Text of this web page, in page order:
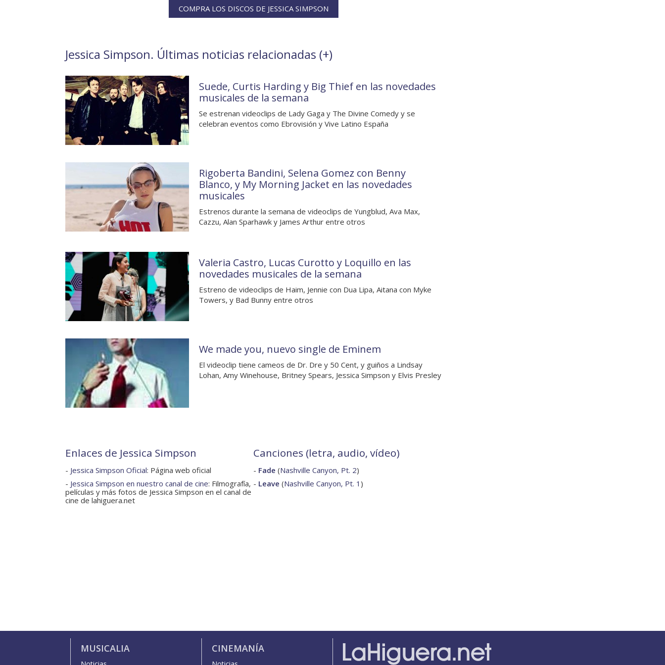
COMPRA LOS DISCOS DE JESSICA SIMPSON
Jessica Simpson. Últimas noticias relacionadas (+)
Suede, Curtis Harding y Big Thief en las novedades
musicales de la semana
Se estrenan videoclips de Lady Gaga y The Divine Comedy y se
celebran eventos como Ebrovisión y Vive Latino España
Rigoberta Bandini, Selena Gomez con Benny
Blanco, y My Morning Jacket en las novedades
musicales
Estrenos durante la semana de videoclips de Yungblud, Ava Max,
Cazzu, Alan Sparhawk y James Arthur entre otros
Valeria Castro, Lucas Curotto y Loquillo en las
novedades musicales de la semana
Estreno de videoclips de Haim, Jennie con Dua Lipa, Aitana con Myke
Towers, y Bad Bunny entre otros
We made you, nuevo single de Eminem
El videoclip tiene cameos de Dr. Dre y 50 Cent, y guiños a Lindsay
Lohan, Amy Winehouse, Britney Spears, Jessica Simpson y Elvis Presley
Enlaces de Jessica Simpson
- Jessica Simpson Oficial: Página web oficial
- Jessica Simpson en nuestro canal de cine: Filmografía,
películas y más fotos de Jessica Simpson en el canal de
cine de lahiguera.net
Canciones (letra, audio, vídeo)
- Fade (Nashville Canyon, Pt. 2)
- Leave (Nashville Canyon, Pt. 1 )
MUSICALIA CINEMANÍA